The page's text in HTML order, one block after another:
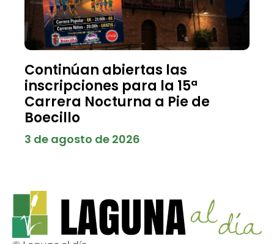
Continúan abiertas las
inscripciones para la 15ª
Carrera Nocturna a Pie de
Boecillo
3 de agosto de 2026